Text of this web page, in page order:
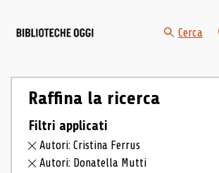
Cerca
Raffina la ricerca
Filtri applicati
Autori: Cristina Ferrus
Autori: Donatella Mutti